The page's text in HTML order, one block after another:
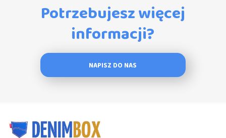
Potrzebujesz więcej
informacji?
NAPISZ DO NAS